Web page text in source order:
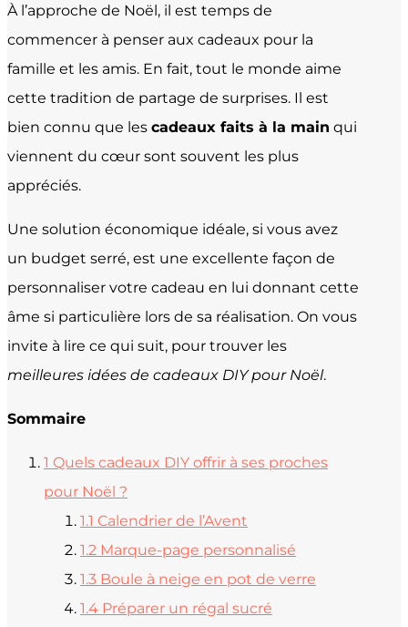
À l’approche de Noël, il est temps de
commencer à penser aux cadeaux pour la
famille et les amis. En fait, tout le monde aime
cette tradition de partage de surprises. Il est
bien connu que les cadeaux faits à la main qui
viennent du cœur sont souvent les plus
appréciés.
Une solution économique idéale, si vous avez
un budget serré, est une excellente façon de
personnaliser votre cadeau en lui donnant cette
âme si particulière lors de sa réalisation. On vous
invite à lire ce qui suit, pour trouver les
meilleures idées de cadeaux DIY pour Noël.
Sommaire
1 Quels cadeaux DIY offrir à ses proches
pour Noël ?
1.1 Calendrier de l’Avent
1.2 Marque-page personnalisé
1.3 Boule à neige en pot de verre
1.4 Préparer un régal sucré